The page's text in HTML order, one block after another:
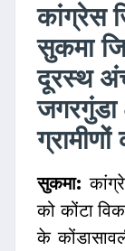
कांग्रेस
सुकमा
दूरस्थ
जगरगुंडा
सुकमा:
को कोंटा
के